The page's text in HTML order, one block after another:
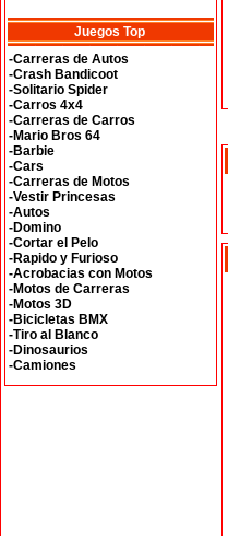
Juegos Top
-Carreras de Autos
-Crash Bandicoot
-Solitario Spider
-Carros 4x4
-Carreras de Carros
-Mario Bros 64
-Barbie
-Cars
-Carreras de Motos
-Vestir Princesas
-Autos
-Domino
-Cortar el Pelo
-Rapido y Furioso
-Acrobacias con Motos
-Motos de Carreras
-Motos 3D
-Bicicletas BMX
-Tiro al Blanco
-Dinosaurios
-Camiones